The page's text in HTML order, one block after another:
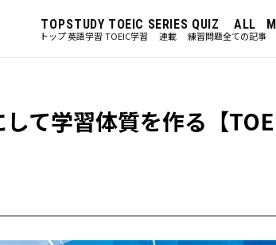
TOP
トップ
STUDY
英語学習
TOEIC
TOEIC学習
SERIES
連載
QUIZ
練習問題
ALL
全ての記事
て学習体質を作る【